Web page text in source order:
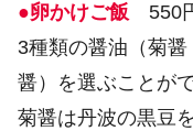
●卵かけご飯 550
3種類の醤油（菊
醤）を選ぶことがで
菊醤は丹波の黒豆